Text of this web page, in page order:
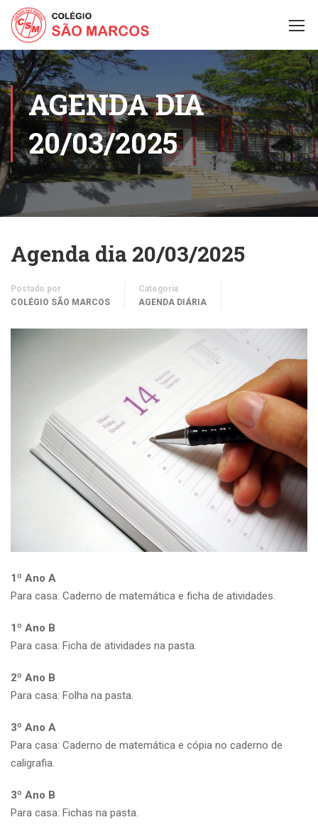
AGENDA DIA
20/03/2025
Agenda dia 20/03/2025
Postado por
COLÉGIO SÃO MARCOS
Categoria
AGENDA DIÁRIA
1º Ano A
Para casa: Caderno de matemática e ficha de atividades.
1º Ano B
Para casa: Ficha de atividades na pasta.
2º Ano B
Para casa: Folha na pasta.
3º Ano A
Para casa: Caderno de matemática e cópia no caderno de
caligrafia.
3º Ano B
Para casa: Fichas na pasta.